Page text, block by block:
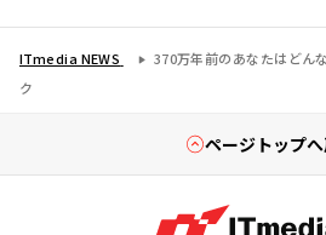
ITmedia NEWS
370万年前のあなたはどん
ク
ページトップ